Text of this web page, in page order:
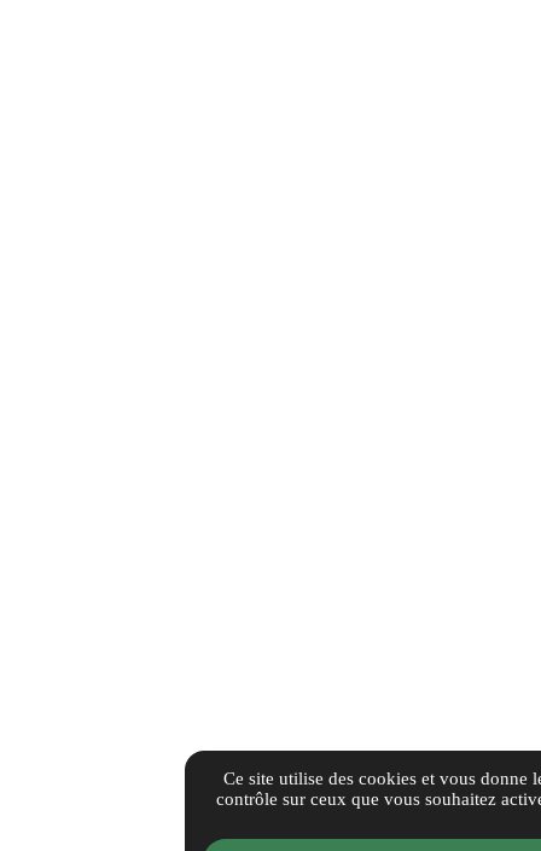
Ce site utilise des cookies et vous donne
contrôle sur ceux que vous souhaitez